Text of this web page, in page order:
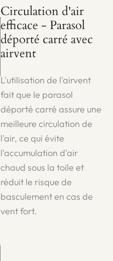
Circulation d'air
efficace - Parasol
déporté carré avec
airvent
L'utilisation de l'airvent
fait que le parasol
déporté carré assure une
meilleure circulation de
l'air, ce qui évite
l'accumulation d'air
chaud sous la toile et
réduit le risque de
basculement en cas de
vent fort.